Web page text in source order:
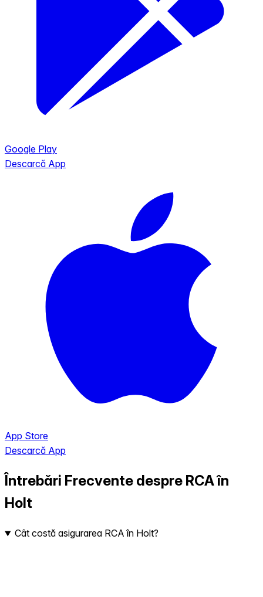
Google Play
Descarcă App
App Store
Descarcă App
Întrebări Frecvente despre RCA în
Holt
Cât costă asigurarea RCA în Holt?